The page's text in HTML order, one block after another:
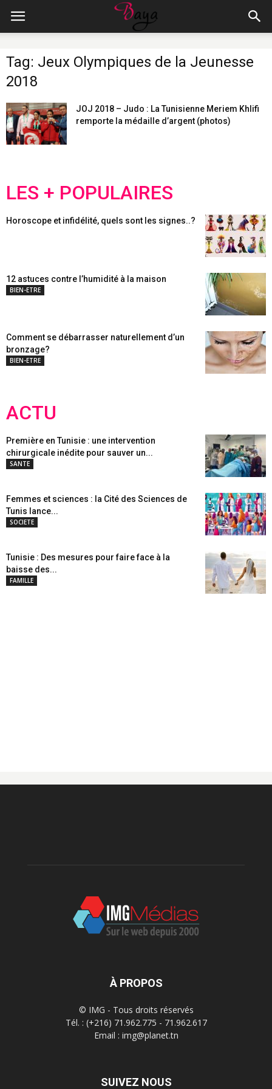
Tag: Jeux Olympiques de la Jeunesse
2018
JOJ 2018 – Judo : La Tunisienne Meriem Khlifi
remporte la médaille d’argent (photos)
LES + POPULAIRES
Horoscope et infidélité, quels sont les signes..?
12 astuces contre l’humidité à la maison
BIEN-ETRE
Comment se débarrasser naturellement d’un
bronzage?
BIEN-ETRE
ACTU
Première en Tunisie : une intervention
chirurgicale inédite pour sauver un...
SANTE
Femmes et sciences : la Cité des Sciences de
Tunis lance...
SOCIETE
Tunisie : Des mesures pour faire face à la
baisse des...
FAMILLE
À PROPOS
© IMG - Tous droits réservés
Tél. : (+216) 71.962.775 - 71.962.617
Email : img@planet.tn
SUIVEZ NOUS